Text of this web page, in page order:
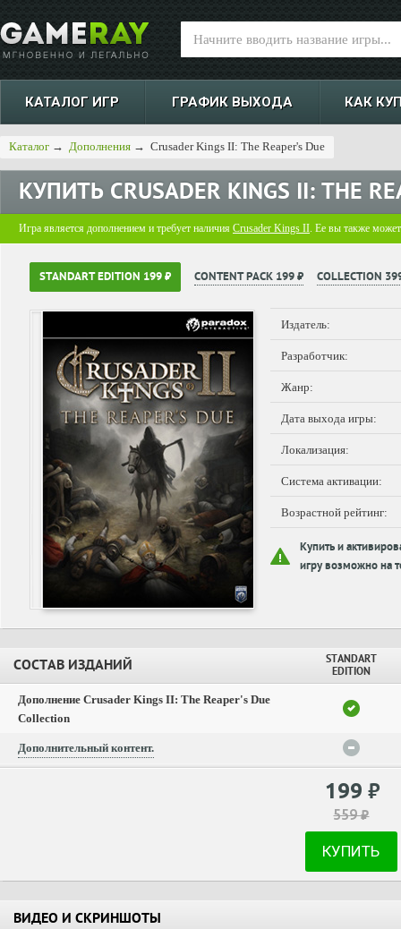
КАТАЛОГ ИГР ГРАФИК ВЫХОДА КАК
Каталог → Дополнения → Crusader Kings II: The Reaper's Due
КУПИТЬ CRUSADER KINGS II: THE
Игра является дополнением и требует наличия Crusader Kings II. Ее вы также
STANDART EDITION 199 ₽ CONTENT PACK 199 ₽ COLLECTION
Издатель:
Разработчик:
Жанр:
Дата выхода игры:
Локализация:
Система активации:
Возрастной рейтинг:
Купить и
игру возможно на
СОСТАВ ИЗДАНИЙ
STANDART
EDITION
Дополнение Crusader Kings II: The Reaper's Due
Collection
Дополнительный контент.
199₽
559₽
КУПИТЬ
ВИДЕО И СКРИНШОТЫ